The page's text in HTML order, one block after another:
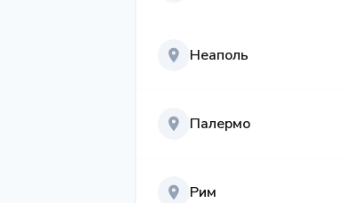
Неаполь
Палермо
Рим